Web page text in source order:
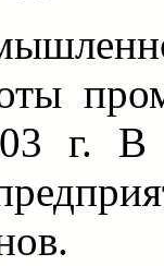
г. В